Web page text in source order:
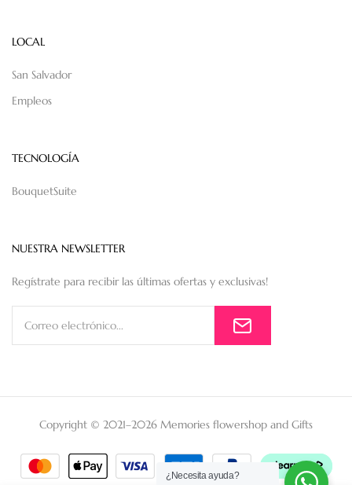
LOCAL
San Salvador
Empleos
TECNOLOGÍA
BouquetSuite
NUESTRA NEWSLETTER
Regístrate para recibir las últimas ofertas y exclusivas!
Copyright © 2021–2026 Memories flowershop and Gifts
¿Necesita ayuda?